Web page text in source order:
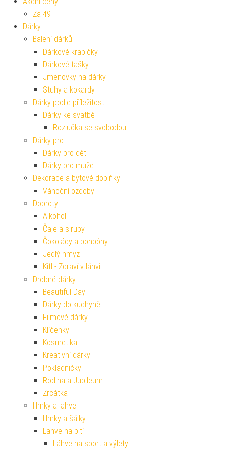
Za 49
Dárky
Balení dárků
Dárkové krabičky
Dárkové tašky
Jmenovky na dárky
Stuhy a kokardy
Dárky podle příležitosti
Dárky ke svatbě
Rozlučka se svobodou
Dárky pro
Dárky pro děti
Dárky pro muže
Dekorace a bytové doplňky
Vánoční ozdoby
Dobroty
Alkohol
Čaje a sirupy
Čokolády a bonbóny
Jedlý hmyz
Kitl - Zdraví v láhvi
Drobné dárky
Beautiful Day
Dárky do kuchyně
Filmové dárky
Klíčenky
Kosmetika
Kreativní dárky
Pokladničky
Rodina a Jubileum
Zrcátka
Hrnky a lahve
Hrnky a šálky
Lahve na pití
Láhve na sport a výlety